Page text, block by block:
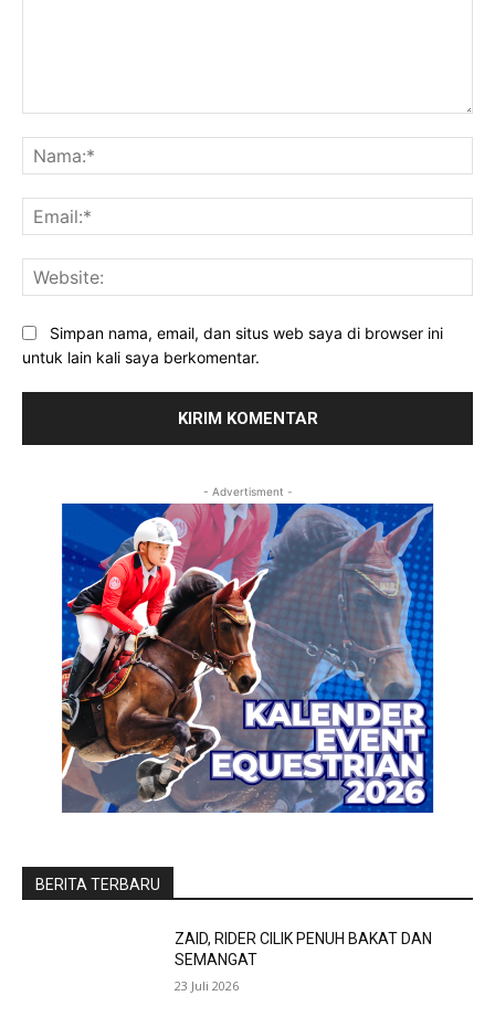
Simpan nama, email, dan situs web saya di browser ini
untuk lain kali saya berkomentar.
- Advertisment -
BERITA TERBARU
ZAID, RIDER CILIK PENUH BAKAT DAN
SEMANGAT
23 Juli 2026